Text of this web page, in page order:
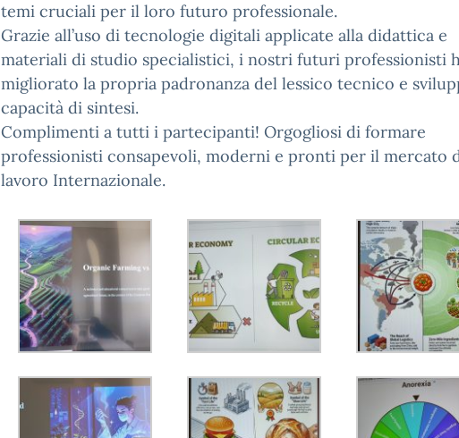
temi cruciali per il loro futuro professionale.
Grazie all’uso di tecnologie digitali applicate alla didattica e
materiali di studio specialistici, i nostri futuri professionisti
migliorato la propria padronanza del lessico tecnico e
capacità di sintesi.
Complimenti a tutti i partecipanti! Orgogliosi di formare
professionisti consapevoli, moderni e pronti per il mercato
lavoro Internazionale.